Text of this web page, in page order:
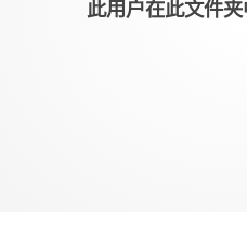
此用户在此文件